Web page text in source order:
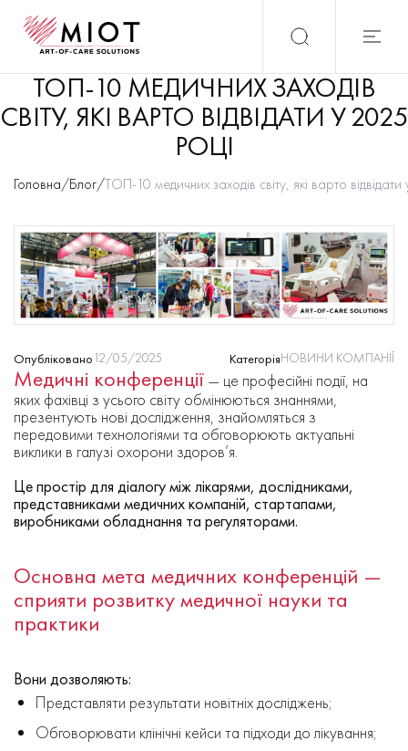
ТОП-10 МЕДИЧНИХ ЗАХОДІВ
СВІТУ, ЯКІ ВАРТО ВІДВІДАТИ У 2025
РОЦІ
Головна/Блог/ТОП-10 медичних заходів світу, які варто
Медичні конференції — це професійні події, на
яких фахівці з усього світу обмінюються знаннями,
презентують нові дослідження, знайомляться з
передовими технологіями та обговорюють актуальні
виклики в галузі охорони здоров’я.
Це простір для діалогу між лікарями, дослідниками,
представниками медичних компаній, стартапами,
виробниками обладнання та регуляторами.
Основна мета медичних конференцій —
сприяти розвитку медичної науки та
практики
Вони дозволяють:
Представляти результати новітніх досліджень;
Обговорювати клінічні кейси та підходи до лікування;
Опубліковано 12/05/2025 КатегоріяНОВИНИ КОМПАНІЇ